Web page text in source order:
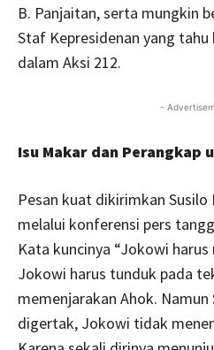
B. Panjaitan, serta mungkin
Staf Kepresidenan yang
dalam Aksi 212.
-
Isu Makar dan Perangkap
Pesan kuat dikirimkan Susilo
melalui konferensi pers
Kata kuncinya “Jokowi
Jokowi harus tunduk pada
memenjarakan Ahok.
digertak, Jokowi tidak